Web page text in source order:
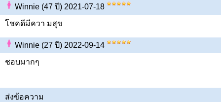
Winnie (47 ปี) 2021-07-18
โชคดีมีควา มสุข
Winnie (27 ปี) 2022-09-14
ชอบมากๆ
ส่งข้อความ